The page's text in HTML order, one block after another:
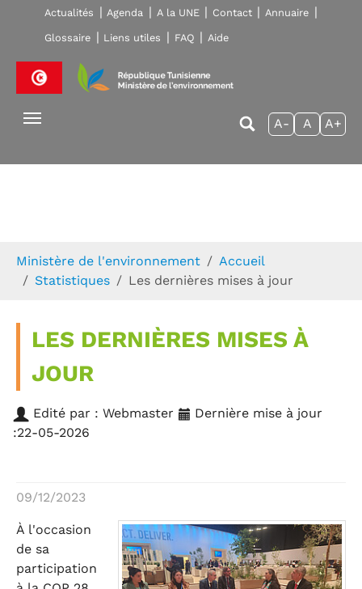
Skip to main navigation
Aller au contenu principal
Skip to page footer
Actualités Agenda A la UNE Contact Annuaire
Glossaire Liens utiles FAQ Aide
A- A A+
Ministère de l'environnement
Accueil
Statistiques
Les dernières mises à jour
LES DERNIÈRES MISES À
JOUR
Edité par : Webmaster
Dernière mise à jour
:22-05-2026
09/12/2023
À l'occasion
de sa
participation